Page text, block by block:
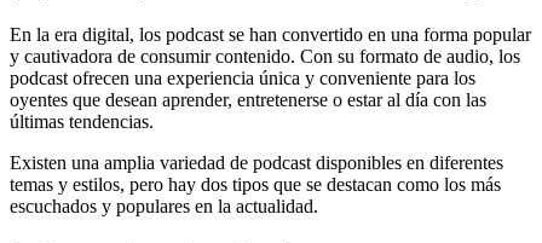
En la era digital, los podcast se han convertido en una forma popular
y cautivadora de consumir contenido. Con su formato de audio, los
podcast ofrecen una experiencia única y conveniente para los
oyentes que desean aprender, entretenerse o estar al día con las
últimas tendencias.
Existen una amplia variedad de podcast disponibles en diferentes
temas y estilos, pero hay dos tipos que se destacan como los más
escuchados y populares en la actualidad.